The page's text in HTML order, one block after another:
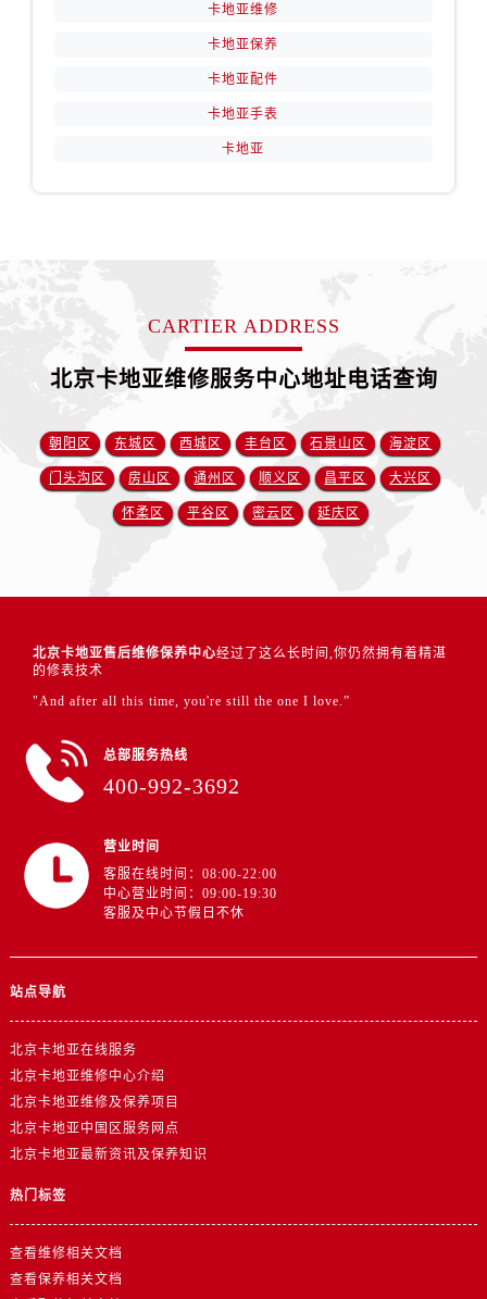
卡地亚维修
卡地亚保养
卡地亚配件
卡地亚手表
卡地亚
CARTIER ADDRESS
北京卡地亚维修服务中心地址电话查询
朝阳区 东城区 西城区 丰台区 石景山区 海淀区
门头沟区 房山区 通州区 顺义区 昌平区 大兴区
怀柔区 平谷区 密云区 延庆区
北京卡地亚售后维修保养中心经过了这么长时间,你仍然拥有着精湛
的修表技术
"And after all this time, you're still the one I love.”
总部服务热线
400-992-3692
营业时间
客服在线时间：08:00-22:00
中心营业时间：09:00-19:30
客服及中心节假日不休
站点导航
北京卡地亚在线服务
北京卡地亚维修中心介绍
北京卡地亚维修及保养项目
北京卡地亚中国区服务网点
北京卡地亚最新资讯及保养知识
热门标签
查看维修相关文档
查看保养相关文档